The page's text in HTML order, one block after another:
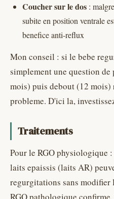
Coucher sur le dos :
subite en position ventrale
benefice anti-reflux
Mon conseil : si le bebe
simplement une question de
mois) puis debout (12
probleme. D'ici la,
Traitements
Pour le RGO physiologique
laits epaissis (laits AR)
regurgitations sans